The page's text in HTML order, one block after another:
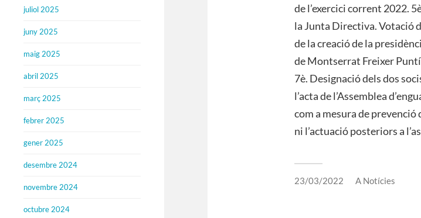
juliol 2025
juny 2025
maig 2025
abril 2025
març 2025
febrer 2025
gener 2025
desembre 2024
novembre 2024
octubre 2024
de l’exercici corrent 2022.
la Junta Directiva. Votació
de la creació de la
de Montserrat Freixer Puntí
7è. Designació dels dos
l’acta de l’Assemblea
com a mesura de prevenció
ni l’actuació posteriors a
23/03/2022 A Notícies